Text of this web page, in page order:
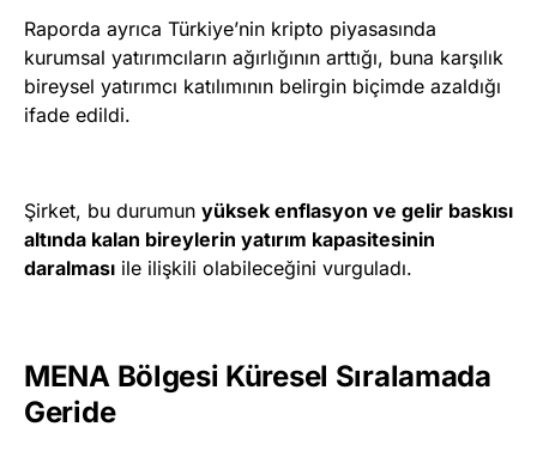
Raporda ayrıca Türkiye’nin kripto piyasasında
kurumsal yatırımcıların ağırlığının arttığı, buna karşılık
bireysel yatırımcı katılımının belirgin biçimde azaldığı
ifade edildi.
Şirket, bu durumun yüksek enflasyon ve gelir baskısı
altında kalan bireylerin yatırım kapasitesinin
daralması ile ilişkili olabileceğini vurguladı.
MENA Bölgesi Küresel Sıralamada
Geride